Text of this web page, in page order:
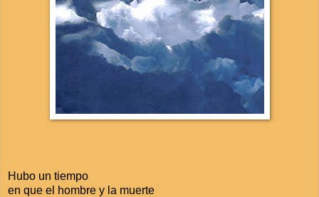
Hubo un tiempo
en que el hombre y la muerte